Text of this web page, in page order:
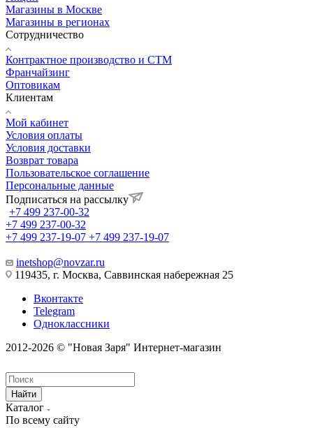
Магазины в Москве
Магазины в регионах
Сотрудничество
Контрактное производство и СТМ
Франчайзинг
Оптовикам
Клиентам
Мой кабинет
Условия оплаты
Условия доставки
Возврат товара
Пользовательское соглашение
Персональные данные
Подписаться на рассылку
+7 499 237-00-32
+7 499 237-00-32
+7 499 237-19-07 +7 499 237-19-07
inetshop@novzar.ru
119435, г. Москва, Саввинская набережная 25
Вконтакте
Telegram
Одноклассники
2012-2026 © "Новая Заря" Интернет-магазин
Найти
Каталог
По всему сайту